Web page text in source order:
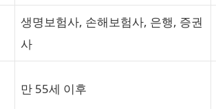
생명보험사, 손해보험사, 은행, 증권
사
만 55세 이후